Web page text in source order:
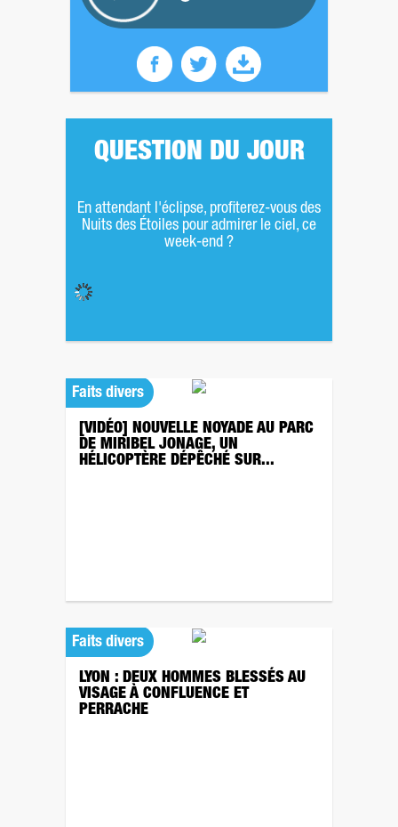
QUESTION DU JOUR
En attendant l'éclipse, profiterez-vous des
Nuits des Étoiles pour admirer le ciel, ce
week-end ?
Faits divers
[VIDÉO] NOUVELLE NOYADE AU PARC
DE MIRIBEL JONAGE, UN
HÉLICOPTÈRE DÉPÊCHÉ SUR...
Faits divers
LYON : DEUX HOMMES BLESSÉS AU
VISAGE À CONFLUENCE ET
PERRACHE